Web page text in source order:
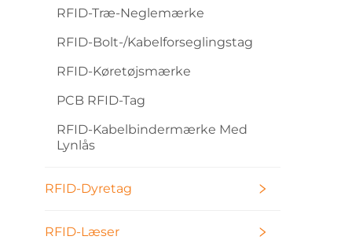
RFID-Træ-Neglemærke
RFID-Bolt-/kabelforseglingstag
RFID-Køretøjsmærke
PCB RFID-Tag
RFID-Kabelbindermærke Med
Lynlås
RFID-Dyretag
RFID-Læser